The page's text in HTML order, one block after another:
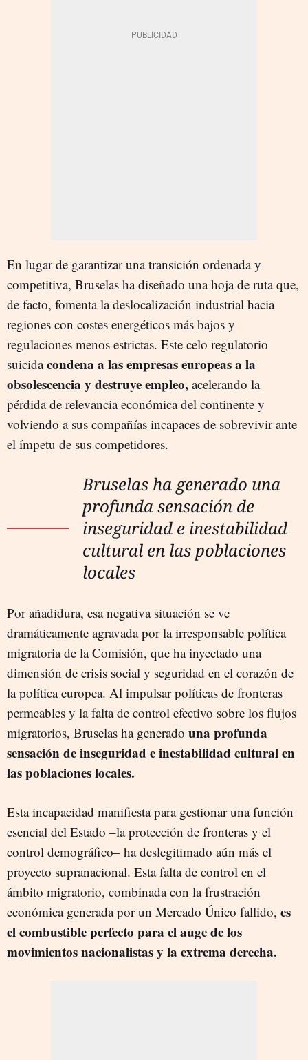
En lugar de garantizar una transición ordenada y
competitiva, Bruselas ha diseñado una hoja de ruta que,
de facto, fomenta la deslocalización industrial hacia
regiones con costes energéticos más bajos y
regulaciones menos estrictas. Este celo regulatorio
suicidacondena a las empresas europeas a la
obsolescencia y destruye empleo, acelerando la
pérdida de relevancia económica del continente y
volviendo a sus compañías incapaces de sobrevivir ante
el ímpetu de sus competidores.
Bruselas ha generado una
profunda sensación de
inseguridad e inestabilidad
cultural en las poblaciones
locales
Por añadidura, esa negativa situación se ve
dramáticamente agravada por la irresponsable política
migratoria de la Comisión, que ha inyectado una
dimensión de crisis social y seguridad en el corazón de
la política europea. Al impulsar políticas de fronteras
permeables y la falta de control efectivo sobre los flujos
migratorios, Bruselas ha generado una profunda
sensación de inseguridad e inestabilidad cultural en
las poblaciones locales.
Esta incapacidad manifiesta para gestionar una función
esencial del Estado –la protección de fronteras y el
control demográfico– ha deslegitimado aún más el
proyecto supranacional. Esta falta de control en el
ámbito migratorio, combinada con la frustración
económica generada por un Mercado Único fallido, es
el combustible perfecto para el auge de los
movimientos nacionalistas y la extrema derecha.